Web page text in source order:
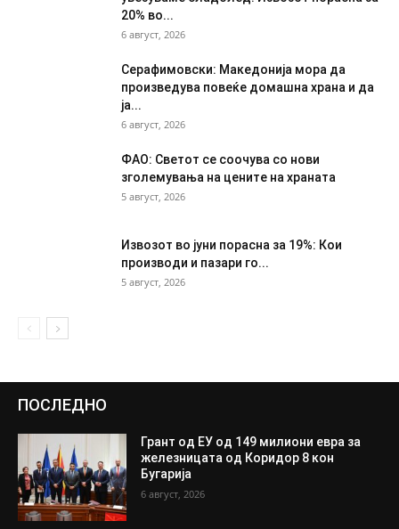
20% во...
6 август, 2026
Серафимовски: Македонија мора да
произведува повеќе домашна храна и да
ја...
6 август, 2026
ФАО: Светот се соочува со нови
зголемувања на цените на храната
5 август, 2026
Извозот во јуни порасна за 19%: Кои
производи и пазари го...
5 август, 2026
ПОСЛЕДНО
Грант од ЕУ од 149 милиони евра за
железницата од Коридор 8 кон
Бугарија
6 август, 2026